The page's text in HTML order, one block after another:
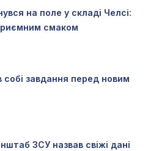
на поле у складі Челсі:
смаком
собі завдання перед новим
ЗСУ назвав свіжі дані